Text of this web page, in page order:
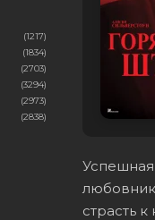
(1217)
(1834)
(2703)
(3294)
(2973)
(2838)
страсть